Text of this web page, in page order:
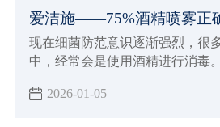
爱洁施——75%酒精喷雾正
现在细菌防范意识逐渐强烈，很
中，经常会是使用酒精进行消毒
喷雾正确用，了解正确的使用领
2026-01-05